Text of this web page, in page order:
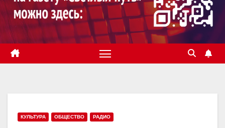
КУЛЬТУРА ОБЩЕСТВО РАДИО